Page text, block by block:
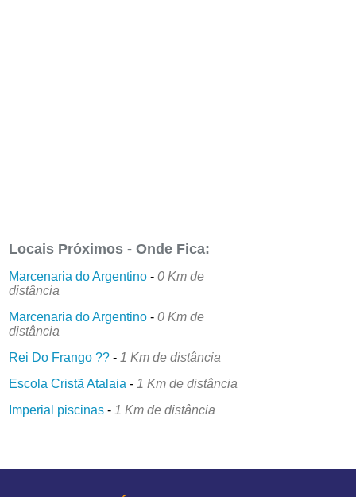
Locais Próximos - Onde Fica:
Marcenaria do Argentino -0 Km de
distância
Marcenaria do Argentino -0 Km de
distância
Rei Do Frango ?? - 1 Km de distância
Escola Cristã Atalaia - 1 Km de distância
Imperial piscinas - 1 Km de distância